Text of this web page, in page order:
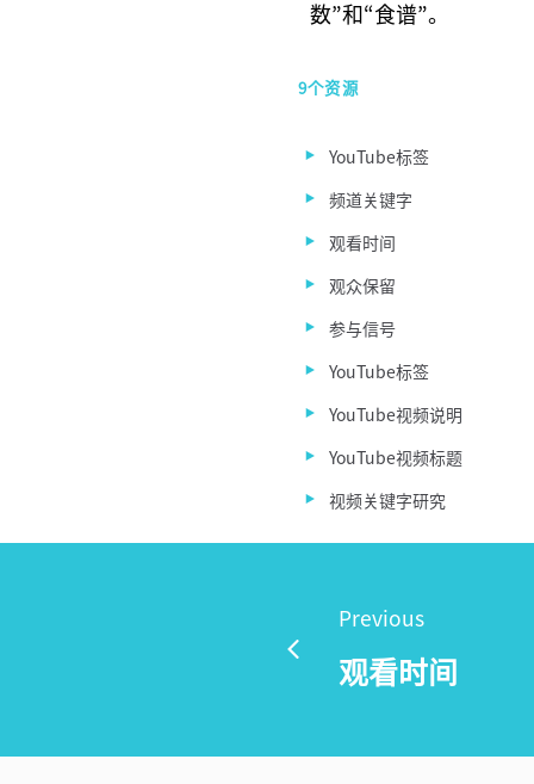
数”和“食谱”。
9个资源
YouTube标签
频道关键字
观看时间
观众保留
参与信号
YouTube标签
YouTube视频说明
YouTube视频标题
视频关键字研究
Previous
观看时间